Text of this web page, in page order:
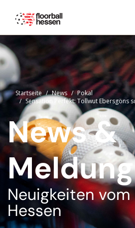
Startseite News
Pokal
Sensation Perfekt: Tollwut Ebersgöns
News &
Neuigkeiten
Hessen